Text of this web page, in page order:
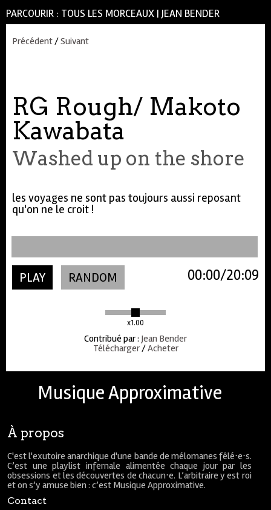
PARCOURIR : TOUS LES MORCEAUX | JEAN BENDER
Précédent/Suivant
RG Rough/ Makoto
Kawabata
Washed up on the shore
les voyages ne sont pas toujours aussi reposant
qu'on ne le croit !
PLAY RANDOM
x1.00
20:09
00:00
Contribué par: Jean Bender
Télécharger/Acheter
Musique Approximative
À propos
C'est l'exutoire anarchique d'une bande de mélomanes fêlé⋅e⋅s.
C’est une playlist infernale alimentée chaque jour par les
obsessions et les découvertes de chacun⋅e. L’arbitraire y est roi
et on s’y amuse bien : c’est Musique Approximative.
Contact